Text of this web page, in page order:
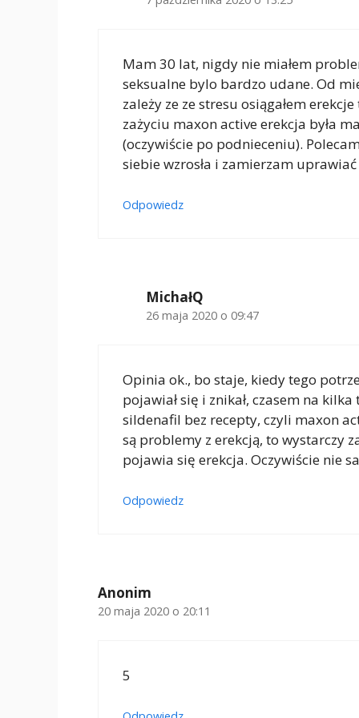
Mam 30 lat, nigdy nie miałem
seksualne bylo bardzo udane. Od
zależy ze ze stresu osiągałem
zażyciu maxon active erekcja była
(oczywiście po podnieceniu).
siebie wzrosła i zamierzam
Odpowiedz
MichałQ
26 maja 2020 o 09:47
Opinia ok., bo staje, kiedy tego
pojawiał się i znikał, czasem na
sildenafil bez recepty, czyli maxon
są problemy z erekcją, to wystarczy
pojawia się erekcja. Oczywiście nie
Odpowiedz
Anonim
20 maja 2020 o 20:11
5